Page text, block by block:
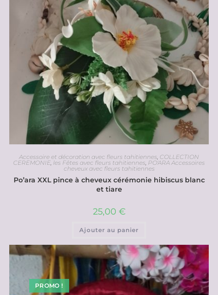
Accessoire et décoration avec fleurs tahitiennes, COLLECTION
CEREMONIE, les Fêtes avec fleurs tahitiennes, PO'ARA Accessoires
cheveux avec fleurs tahitiennes
Po’ara XXL pince à cheveux cérémonie hibiscus blanc
et tiare
25,00 €
Ajouter au panier
PROMO !